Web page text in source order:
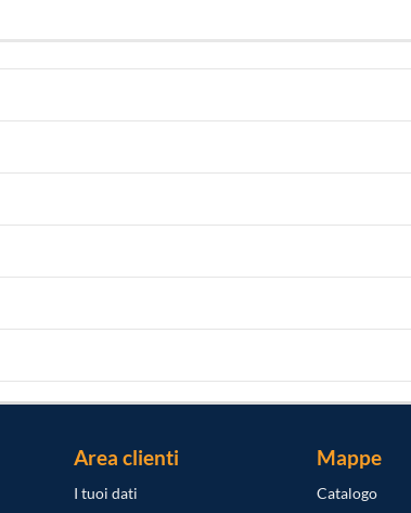
Area clienti
I tuoi dati
Mappe
Catalogo